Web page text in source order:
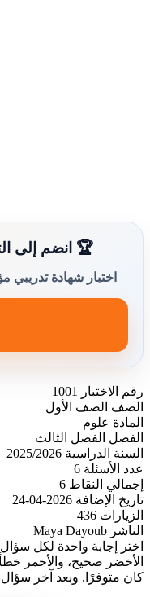
🏆 انضم إلى
اختبار شهادة
رقم الاختبار
1001
الصف
الصف الأول
المادة
علوم
الفصل
الفصل الثالث
السنة الدراسية 2025/2026
عدد الأسئلة 6
إجمالي النقاط 6
تاريخ الإضافة 2026-04-24
الزيارات 436
الناشر Maya Dayoub
اختر إجابة واحدة لكل سؤال.
الأخضر صحيح، والأحمر
كان متوفرًا. وبعد آخر سؤال